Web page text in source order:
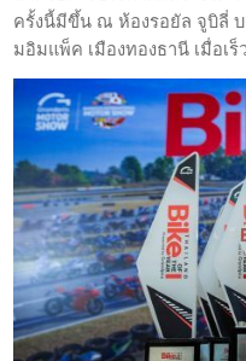
ครั้งนี้มีขึ้น ณ ห้องรอยัล จูบิลี่
มอิมแพ็ค เมืองทองธานี เมื่อเร็